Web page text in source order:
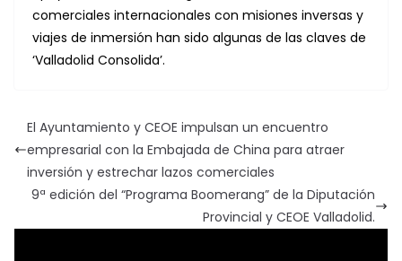
comerciales internacionales con misiones inversas y
viajes de inmersión han sido algunas de las claves de
‘Valladolid Consolida’.
El Ayuntamiento y CEOE impulsan un encuentro
empresarial con la Embajada de China para atraer
inversión y estrechar lazos comerciales
9ª edición del “Programa Boomerang” de la Diputación
Provincial y CEOE Valladolid.